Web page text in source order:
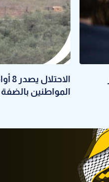
المواطنين بالضفة